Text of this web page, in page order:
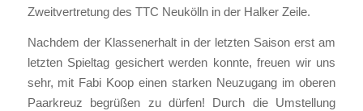
Zweitvertretung des TTC Neukölln in der Halker Zeile.
Nachdem der Klassenerhalt in der letzten Saison erst am
letzten Spieltag gesichert werden konnte, freuen wir uns
sehr, mit Fabi Koop einen starken Neuzugang im oberen
Paarkreuz begrüßen zu dürfen! Durch die Umstellung